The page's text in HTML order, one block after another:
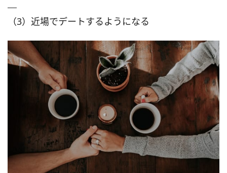
（3）近場でデートするようになる